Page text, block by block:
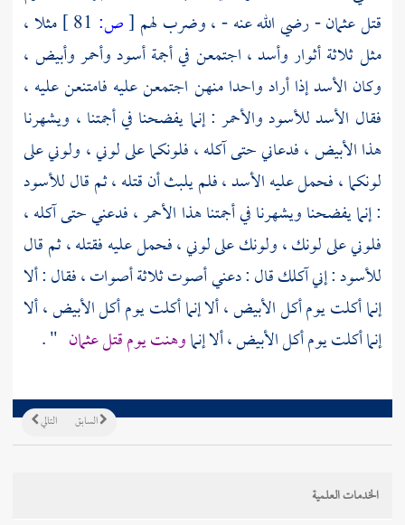
قتلعثمان- رضي الله عنه - ، وضرب لهم [ص:
مثلا ،
مثل ثلاثة أثوار وأسد ، اجتمعن في أجمة أسود وأحمر وأبيض ،
وكان الأسد إذا أراد واحدا منهن اجتمعن عليه فامتنعن عليه ،
فقال الأسد للأسود والأحمر : إنما يفضحنا في أجمتنا ، ويشهرنا
هذا الأبيض ، فدعاني حتى آكله ، فلونكما على لوني ، ولوني على
لونكما ، فحمل عليه الأسد ، فلم يلبث أن قتله ، ثم قال للأسود
: إنما يفضحنا ويشهرنا في أجمتنا هذا الأحمر ، فدعني حتى آكله ،
فلوني على لونك ، ولونك على لوني ، فحمل عليه فقتله ، ثم قال
للأسود : إني آكلك قال : دعني أصوت ثلاثة أصوات ، فقال : ألا
إنما أكلت يوم أكل الأبيض ، ألا إنما أكلت يوم أكل الأبيض ، ألا
إنما أكلت يوم أكل الأبيض ، ألا إنماوهنت يوم قتلعثمان " .
التالي السابق
الخدمات العلمية